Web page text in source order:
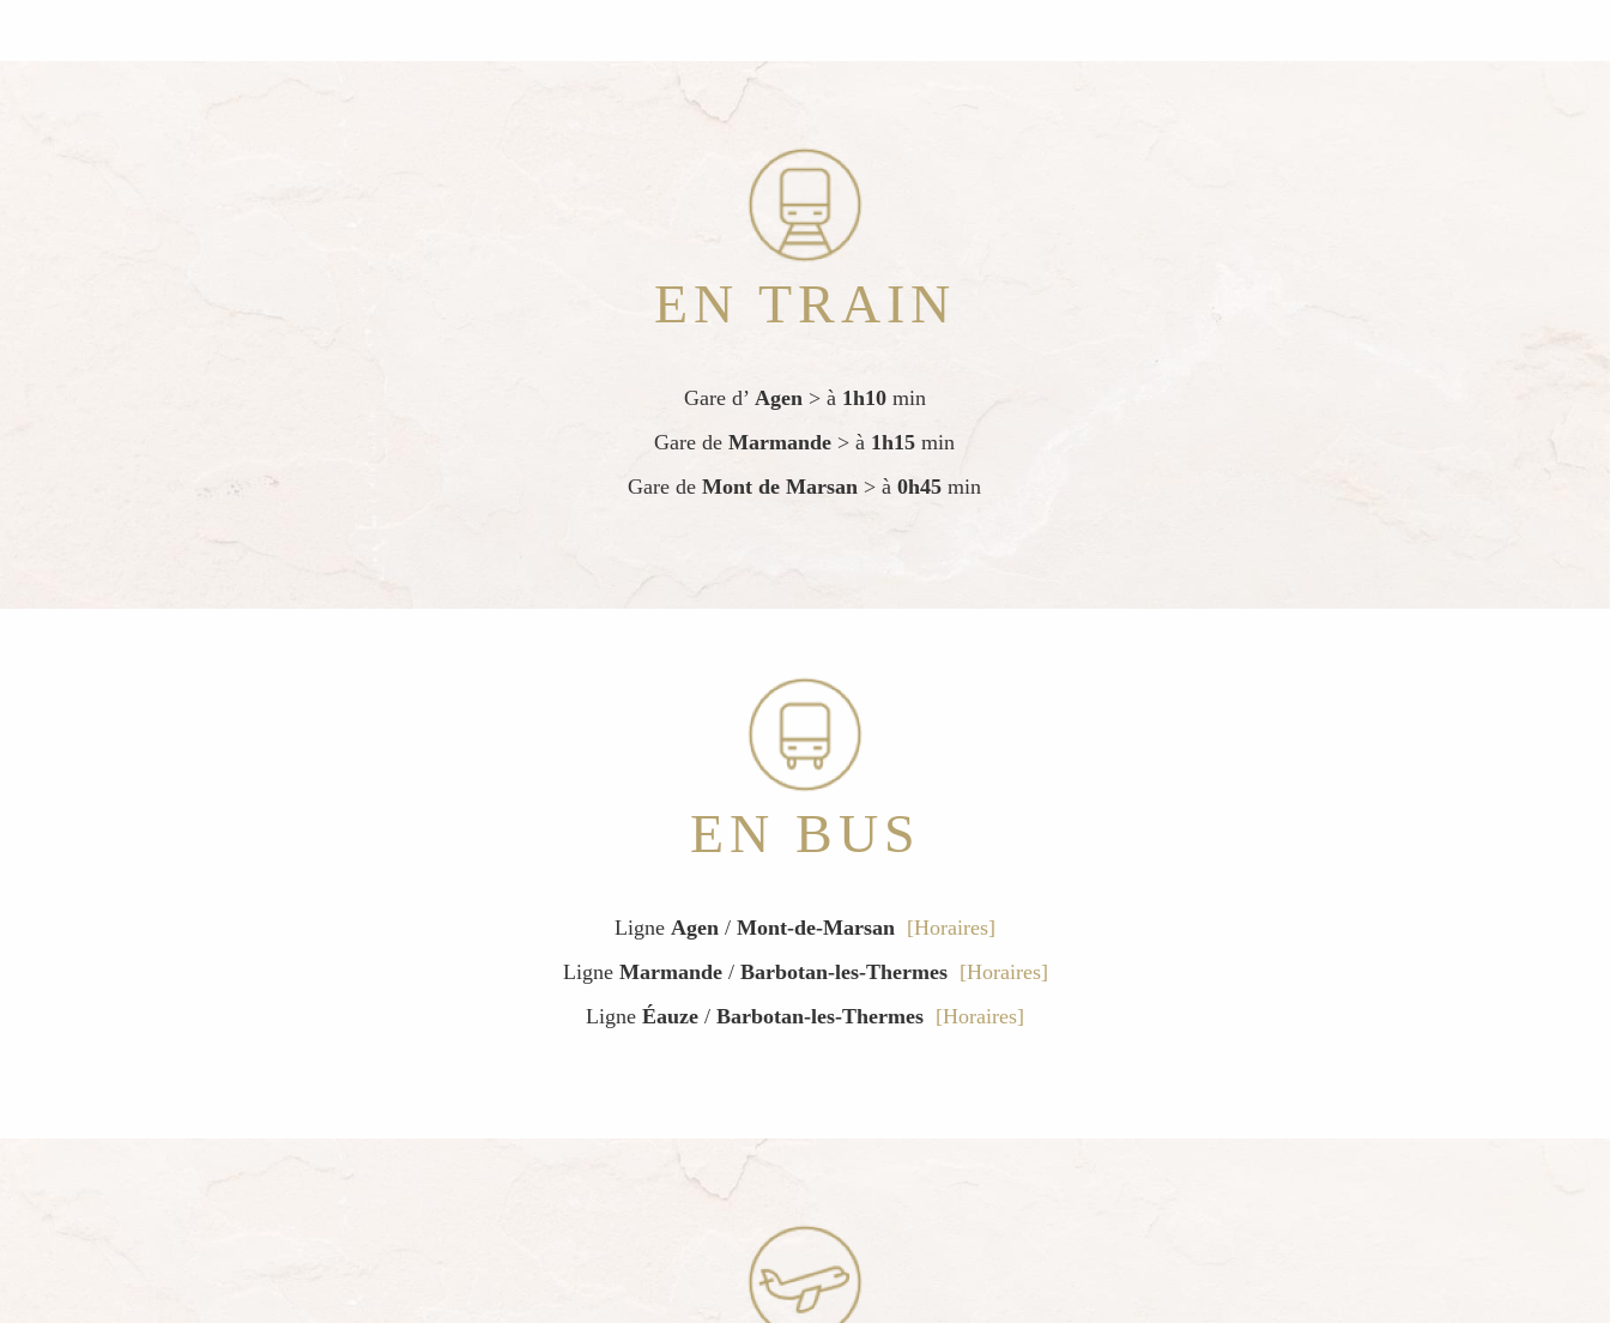
EN TRAIN
Gare d’ Agen > à 1h10min
Gare deMarmande > à 1h15 min
Gare deMont de Marsan > à0h45 min
EN BUS
Ligne Agen / Mont-de-Marsan [Horaires]
Ligne Marmande/ Barbotan-les-Thermes [Horaires]
Ligne Éauze / Barbotan-les-Thermes [Horaires]